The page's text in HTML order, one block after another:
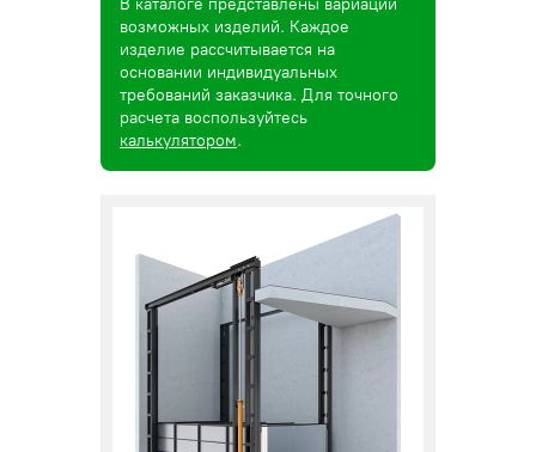
В каталоге представлены вариации
возможных изделий. Каждое
изделие рассчитывается на
основании индивидуальных
требований заказчика. Для точного
расчета воспользуйтесь
калькулятором.